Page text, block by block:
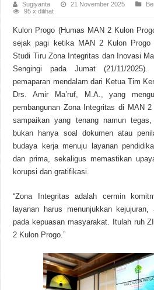
Sugiyanta 21 November 2025
95 x dilihat
Kulon Progo (Humas MAN 2 Kulon
sejak pagi ketika MAN 2 Kulon Progo
Studi Tiru Zona Integritas dan Inovasi
Sengingi pada Jumat (21/11/
pemaparan mendalam dari Ketua Tim
Drs. Amir Ma’ruf, M.A., yang
pembangunan Zona Integritas di MAN
sampaikan yang tenang namun
bukan hanya soal dokumen atau
budaya kerja menuju layanan
dan prima, sekaligus memastikan
korupsi dan gratifikasi.
“Zona Integritas adalah cermin
layanan harus menunjukkan
pada kepuasan masyarakat. Itulah ruh
2 Kulon Progo.”